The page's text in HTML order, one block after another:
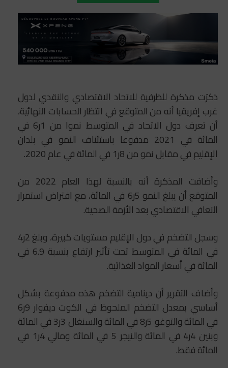
ذكرَت مذكرة للظرفية للاتحاد الاقتصادي والنقدي لدول
غرب إفريقيا أنه من المتوقع في انتظار الحسابات النهائية،
أن تعرف دول الاتحاد في المتوسط نموا من 1ر6 في
المائة في 2021 مدفوعا باستئناف النمو في بلدان
الإقليم في مقابل نمو من 8ر1 في المائة في عام 2020.
وأضافت المذكرة أنه بالنسبة لهذا العام 2022 من
المتوقع أن يبلغ النمو 5ر6 في المائة، مع افتراض استمرار
التعافي الاقتصادي بعد الأزمة الصحية.
وسجل التضخم في دول الإقليم مستويات كبيرة، وبلغ 2ر4
في المائة في المتوسط تحت تأثير ارتفاع بنسبة 6.9 في
المائة في أسعار المواد الغذائية.
وأضاف التقرير أن دينامية التضخم هذه مدفوعة بشكل
أساسي بمعدل التضخم الملحوظ في الكوت ديفوار 9ر6
في المائة والتوغو 5ر8 في المائة والسنغال 3ر3 في المائة
وبنين 4ر4 في المائة والنيجر 5 في المائة ومالي 4ر1 في
المائة فقط.